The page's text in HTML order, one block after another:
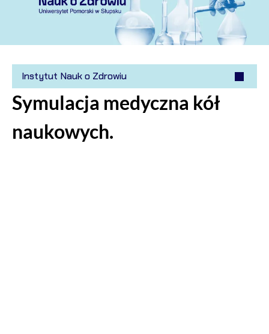
Instytut Nauk o Zdrowiu
Symulacja medyczna kół
naukowych.